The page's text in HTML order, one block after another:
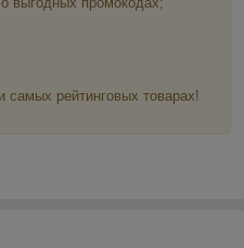
рейтинговых товарах!